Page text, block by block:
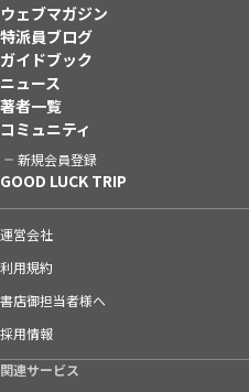
ウェブマガジン
特派員ブログ
ガイドブック
ニュース
著者一覧
コミュニティ
新規会員登録
GOOD LUCK TRIP
運営会社
利用規約
書店御担当者様へ
採用情報
関連サービス